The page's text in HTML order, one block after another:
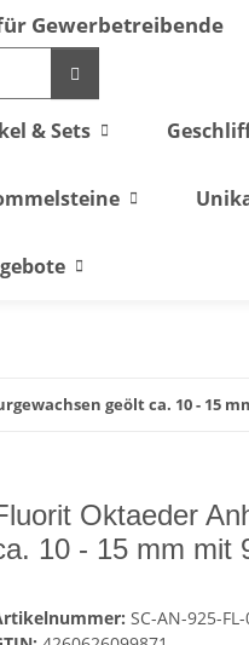
Gewerbetreibende
& Sets
geölt ca. 10 - 15
Oktaeder
10 - 15 mm mit
SC-AN-925-FL-